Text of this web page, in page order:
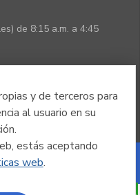
y de terceros para
al usuario en su
estás aceptando
web.
de 8:15 a.m. a 4:45
Powered by Nexura